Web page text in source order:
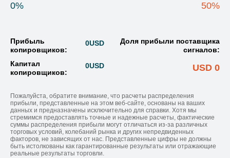
0% 50%
Прибыль
копировщиков:
0USD
Капитал
копировщиков:
0USD
Доля прибыли поставщика
сигналов:
USD 0
Пожалуйста, обратите внимание, что расчеты распределения
прибыли, представленные на этом веб-сайте, основаны на ваших
данных и предназначены исключительно для справки. Хотя мы
стремимся предоставлять точные и надежные расчеты, фактические
суммы распределения прибыли могут отличаться из-за различных
торговых условий, колебаний рынка и других непредвиденных
факторов, не зависящих от нас. Представленные цифры не должны
быть истолкованы как гарантированные результаты или отражающие
реальные результаты торговли.